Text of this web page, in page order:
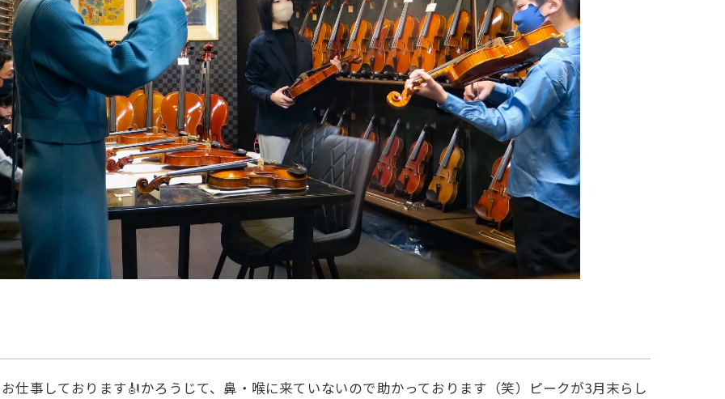
仕事しております🎻かろうじて、鼻・喉に来ていないので助かっております（笑）ピークが3月末らし